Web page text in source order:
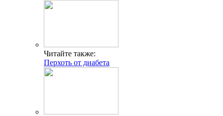
Читайте также:
Перхоть от диабета